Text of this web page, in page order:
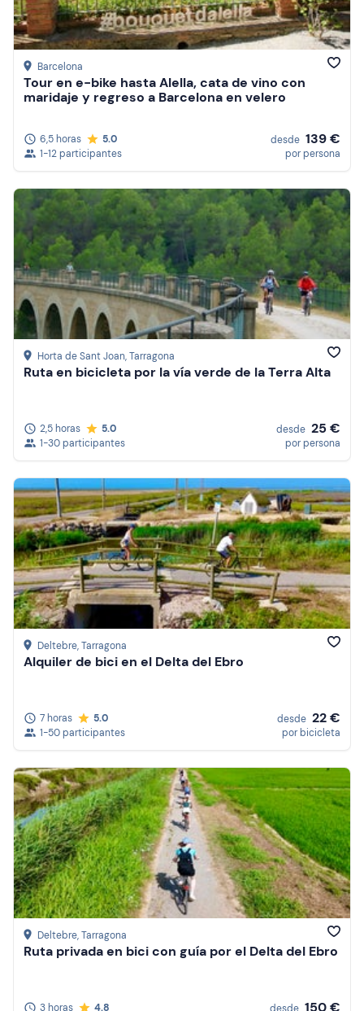
Barcelona
Tour en e-bike hasta Alella, cata de vino con
maridaje y regreso a Barcelona en velero
6,5 horas
5.0
1-12 participantes
desde 139 €
por persona
Horta de Sant Joan, Tarragona
Ruta en bicicleta por la vía verde de la Terra Alta
2,5 horas
5.0
1-30 participantes
desde 25 €
por persona
Deltebre, Tarragona
Alquiler de bici en el Delta del Ebro
7 horas
5.0
1-50 participantes
desde 22 €
por bicicleta
Deltebre, Tarragona
Ruta privada en bici con guía por el Delta del Ebro
3 horas 4.8 150 €